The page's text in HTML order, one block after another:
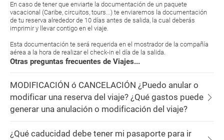
En caso de tener que enviarte la documentación de un paquete
vacacional (Caribe, circuitos, tours...) te enviaremos la documentación
de tu reserva alrededor de 10 días antes de salida, la cual deberás
imprimir y llevar contigo en el viaje.
Esta documentación te será requerida en el mostrador de la compañía
aérea a la hora de realizar el check-in el día de la salida.
Otras preguntas frecuentes de Viajes...
MODIFICACIÓN ó CANCELACIÓN ¿Puedo anular o
modificar una reserva del viaje? ¿Qué gastos puede
generar una anulación o modificación del viaje?
¿Qué caducidad debe tener mi pasaporte para ir